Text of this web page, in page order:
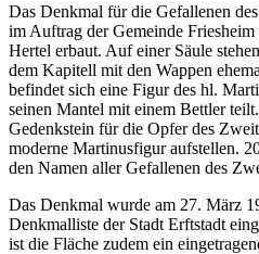
Das Denkmal für die Gefallenen
im Auftrag der Gemeinde
Hertel erbaut. Auf einer Säule
dem Kapitell mit den Wappen
befindet sich eine Figur des hl.
seinen Mantel mit einem Bettler teilt.
Gedenkstein für die Opfer des
moderne Martinusfigur aufstellen.
den Namen aller Gefallenen des
Das Denkmal wurde am 27. März
Denkmalliste der Stadt Erftstadt
ist die Fläche zudem ein